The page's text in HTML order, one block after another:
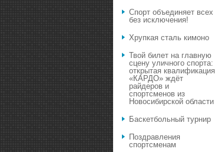
Спорт объединяет всех
без исключения!
Хрупкая сталь кимоно
Твой билет на главную
сцену уличного спорта:
открытая квалификация
«КАРДО» ждёт
райдеров и
спортсменов из
Новосибирской области
Баскетбольный турнир
Поздравления
спортсменам